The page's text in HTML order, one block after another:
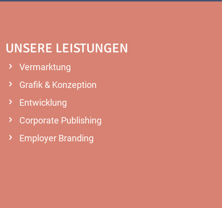
UNSERE LEISTUNGEN
Vermarktung
Grafik & Konzeption
Entwicklung
Corporate Publishing
Employer Branding